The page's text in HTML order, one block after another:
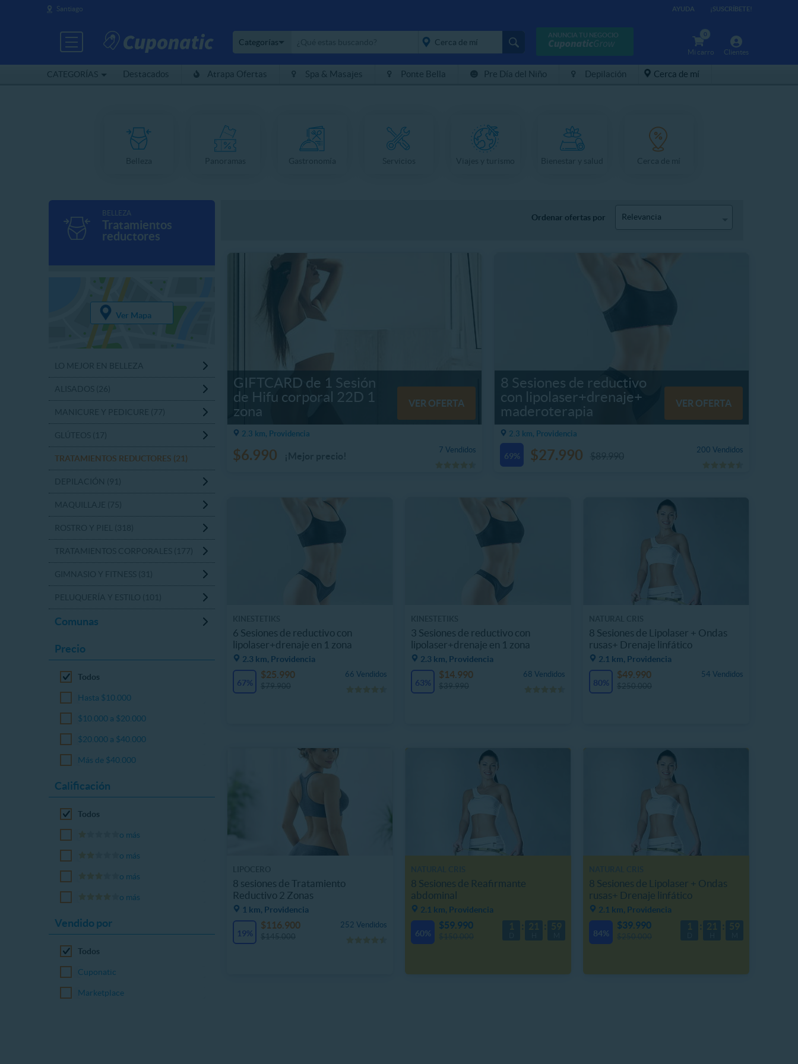
Santiago AYUDA ¡SUSCRÍBETE!
CATEGORÍAS
ANUNCIA TU NEGOCIO
Clientes
Categorías
0
Mi carro
Destacados Atrapa Ofertas Spa & Masajes Ponte Bella Pre Día del Niño Depilación Cerca de mí
BELLEZA
Tratamientos
reductores
Ver Mapa
TRATAMIENTOS REDUCTORES (21)
Comunas
Precio
Todos
Hasta $10.000
$10.000 a $20.000
$20.000 a $40.000
Más de $40.000
Calificación
Todos
o más
o más
o más
o más
Vendido por
Todos
Cuponatic
Marketplace
Ordenar ofertas por Relevancia
GIFTCARD de 1 Sesión
de Hifu corporal 22D 1
zona
VER OFERTA
2.3 km, Providencia
7 Vendidos
$6.990
8 Sesiones de reductivo
con lipolaser+drenaje+
maderoterapia
VER OFERTA
2.3 km, Providencia
69%
200 Vendidos
$27.990
6 Sesiones de reductivo con
lipolaser+drenaje en 1 zona
2.3 km, Providencia
67%
66 Vendidos
$25.990
3 Sesiones de reductivo con
lipolaser+drenaje en 1 zona
2.3 km, Providencia
63%
68 Vendidos
$14.990
8 Sesiones de Lipolaser + Ondas
rusas+ Drenaje linfático
2.1 km, Providencia
80%
54 Vendidos
$49.990
8 sesiones de Tratamiento
Reductivo 2 Zonas
1 km, Providencia
19%
252 Vendidos
$116.900
8 Sesiones de Reafirmante
abdominal
2.1 km, Providencia
60%
1 21 59
$59.990
8 Sesiones de Lipolaser + Ondas
rusas+ Drenaje linfático
2.1 km, Providencia
84%
1 21 59
$39.990